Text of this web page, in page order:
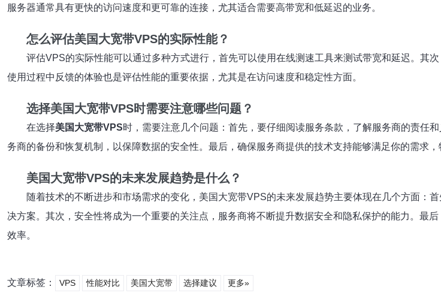
服务器通常具有更快的访问速度和更可靠的连接，尤其适合需要高带宽和低延迟的业务。
怎么评估美国大宽带VPS的实际性能？
评估VPS的实际性能可以通过多种方式进行，首先可以使用在线测速工具来测试带宽和延迟。其
使用过程中反馈的体验也是评估性能的重要依据，尤其是在访问速度和稳定性方面。
选择美国大宽带VPS时需要注意哪些问题？
在选择美国大宽带VPS时，需要注意几个问题：首先，要仔细阅读服务条款，了解服务商的责任
务商的备份和恢复机制，以保障数据的安全性。最后，确保服务商提供的技术支持能够满足你的需求，
美国大宽带VPS的未来发展趋势是什么？
随着技术的不断进步和市场需求的变化，美国大宽带VPS的未来发展趋势主要体现在几个方面：
决方案。其次，安全性将成为一个重要的关注点，服务商将不断提升数据安全和隐私保护的能力。最
效率。
文章标签： VPS 性能对比 美国大宽带 选择建议 更多»